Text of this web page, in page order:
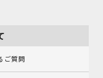
ご質問